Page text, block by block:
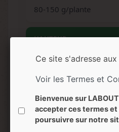
80-150 g/plante
HAUTEUR
60-100 cm (intérieur),
Raisin sucré, bonbon,
Ce site s'adresse
Voir les Termes et
Bienvenue sur
accepter ces termes
poursuivre sur notre